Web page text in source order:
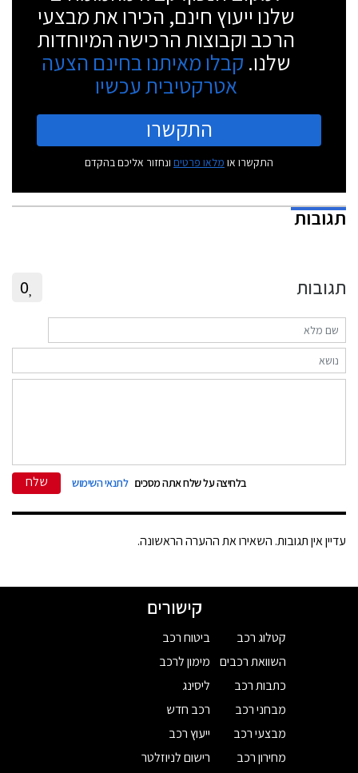
שלנו ייעוץ חינם, הכירו את מבצעי
הרכב וקבוצות הרכישה המיוחדות
שלנו. קבלו מאיתנו בחינם הצעה
אטרקטיבית עכשיו
התקשרו
התקשרו או מלאו פרטים ונחזור אליכם בהקדם
תגובות
תגובות 0
בלחיצה על שלח אתה מסכים לתנאי השימוש שלח
עדיין אין תגובות. השאירו את ההערה הראשונה.
קישורים
קטלוג רכב
השוואת רכבים
כתבות רכב
מבחני רכב
מבצעי רכב
מחירון רכב
ביטוח רכב
מימון לרכב
ליסינג
רכב חדש
ייעוץ רכב
רישום לניוזלטר